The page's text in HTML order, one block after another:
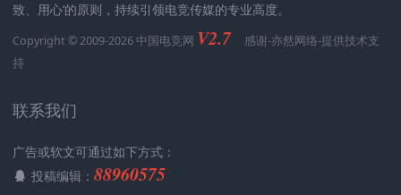
致、用心‘的原则，持续引领电竞传媒的专业高度。
Copyright © 2009-2026 中国电竞网 V2.7 感谢-亦然网络-提供技术支
持
联系我们
广告或软文可通过如下方式：
投稿编辑： 88960575